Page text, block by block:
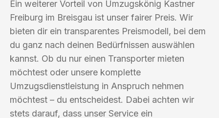
Ein weiterer Vorteil von Umzugskönig Kastner
Freiburg im Breisgau ist unser fairer Preis. Wir
bieten dir ein transparentes Preismodell, bei dem
du ganz nach deinen Bedürfnissen auswählen
kannst. Ob du nur einen Transporter mieten
möchtest oder unsere komplette
Umzugsdienstleistung in Anspruch nehmen
möchtest – du entscheidest. Dabei achten wir
stets darauf, dass unser Service ein